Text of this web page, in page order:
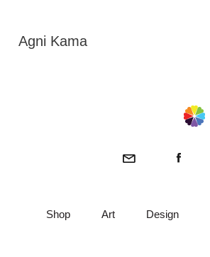
Agni Kama
Shop Art Design